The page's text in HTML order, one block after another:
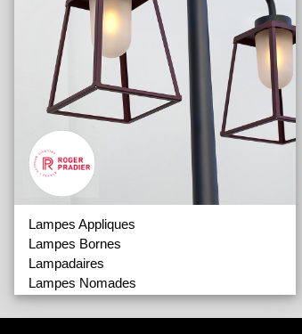
Lampes Appliques
Lampes Bornes
Lampadaires
Lampes Nomades
Lampes Plafonniers
Lampes Suspensions